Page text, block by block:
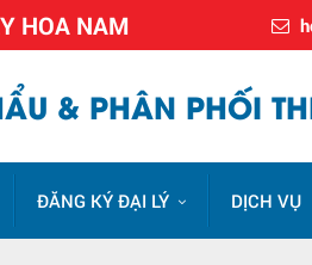
HOA NAM
& PHÂN PHỐI
ĐĂNG KÝ ĐẠI LÝ DỊCH VỤ